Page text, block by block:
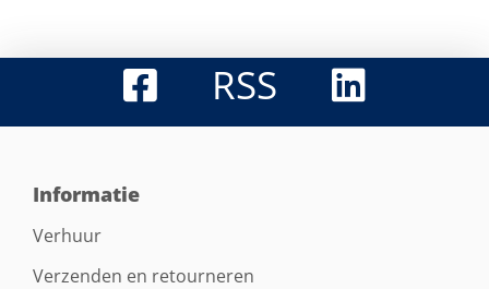
RSS
Informatie
Verhuur
Verzenden en retourneren